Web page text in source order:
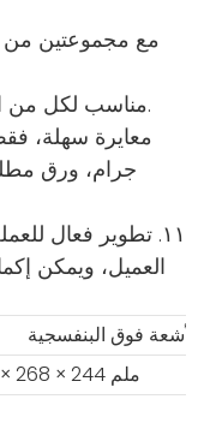
9. مناسب لكل من الملاحظات الورقية والبلاستيكية.
١١. تطوير فعال
× 268 × 244 ملم